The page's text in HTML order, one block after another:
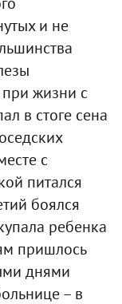
и не
при жизни с
в стоге сена
с
питался
боялся
ребенка
пришлось
днями
– в